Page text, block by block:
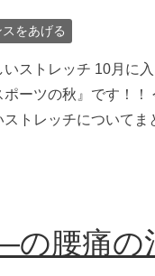
をあげる
いストレッチ 10月に
ポーツの秋』です！
ストレッチについて
の腰痛の